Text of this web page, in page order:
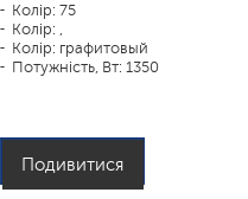
Колір: 75
Колір: ,
Колір: графитовый
Потужність, Вт: 1350
Подивитися